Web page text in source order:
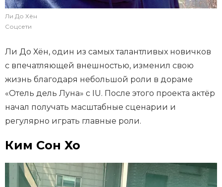
Ли До Хён
Соцсети
Ли До Хён, один из самых талантливых новичков
с впечатляющей внешностью, изменил свою
жизнь благодаря небольшой роли в дораме
«Отель дель Луна» с IU. После этого проекта актёр
начал получать масштабные сценарии и
регулярно играть главные роли.
Ким Сон Хо